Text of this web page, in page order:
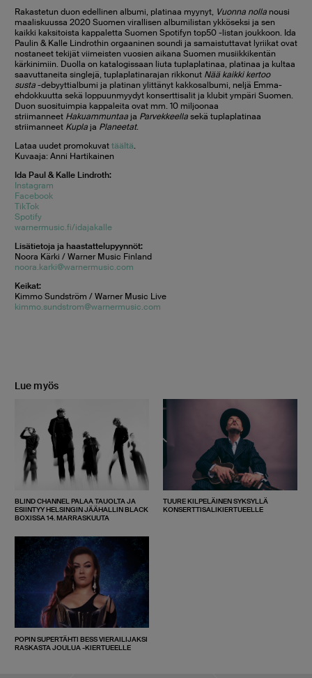
Rakastetun duon edellinen albumi, platinaa myynyt, Vuonna nolla nousi
maaliskuussa 2020 Suomen virallisen albumilistan ykköseksi ja sen
kaikki kaksitoista kappaletta Suomen Spotifyn top50 -listan joukkoon. Ida
Paulin & Kalle Lindrothin orgaaninen soundi ja samaistuttavat lyriikat ovat
nostaneet tekijät viimeisten vuosien aikana Suomen musiikkikentän
kärkinimiin. Duolla on katalogissaan liuta tuplaplatinaa, platinaa ja kultaa
saavuttaneita singlejä, tuplaplatinarajan rikkonut Nää kaikki kertoo
susta-debyyttialbumi ja platinan ylittänyt kakkosalbumi, neljä Emma-
ehdokkuutta sekä loppuunmyydyt konserttisalit ja klubit ympäri Suomen.
Duon suosituimpia kappaleita ovat mm. 10 miljoonaa
striimanneet Hakuammuntaa ja Parvekkeellasekä tuplaplatinaa
striimanneet Kupla ja Planeetat.
Lataa uudet promokuvattäältä.
Kuvaaja: Anni Hartikainen
Ida Paul & Kalle Lindroth:
Instagram
Facebook
TikTok
Spotify
warnermusic.fi/idajakalle
Lisätietoja ja haastattelupyynnöt:
Noora Kärki / Warner Music Finland
noora.karki@warnermusic.com
Keikat:
Kimmo Sundström / Warner Music Live
kimmo.sundstrom@warnermusic.com
Lue myös
BLIND CHANNEL PALAA TAUOLTA JA
ESIINTYY HELSINGIN JÄÄHALLIN BLACK
BOXISSA 14. MARRASKUUTA
TUURE KILPELÄINEN SYKSYLLÄ
KONSERTTISALIKIERTUEELLE
POPIN SUPERTÄHTI BESS VIERAILIJAKSI
RASKASTA JOULUA -KIERTUEELLE